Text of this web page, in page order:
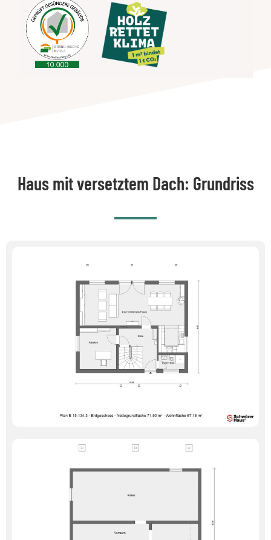
Haus mit versetztem Dach: Grundriss